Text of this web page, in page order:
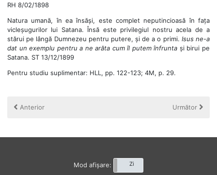
RH 8/02/1898
Natura umană, în ea însăși, este complet neputincioasă în fața
vicleșugurilor lui Satana. Însă este privilegiul nostru acela de a
stărui pe lângă Dumnezeu pentru putere, și de a o primi. Isus ne-a
dat un exemplu pentru a ne arăta cum îl putem înfrunta și birui pe
Satana. ST 13/12/1899
Pentru studiu suplimentar: HLL, pp. 122-123; 4M, p. 29.
Anterior Următor
Mod afișare:
Noapte Zi